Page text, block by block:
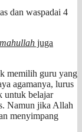
dan waspadai 4
juga
memilih guru yang
agamanya, lurus
untuk belajar
Namun jika Allah
menyimpang